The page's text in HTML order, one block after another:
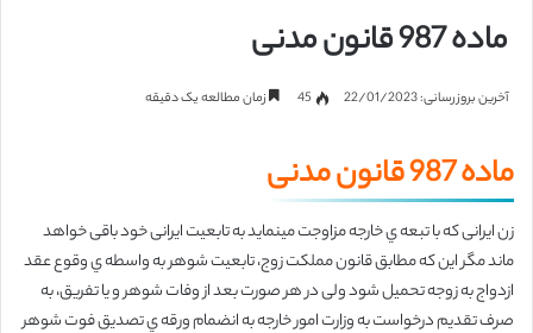
ماده 987 قانون مدنی
آخرین بروزرسانی: 22/01/2023 45 زمان مطالعه یک دقیقه
ماده 987 قانون مدنی
زن ایرانی که با تبعه ي خارجه مزاوجت مینماید به تابعیت ایرانی خود باقی خواهد
ماندمگر این که مطابق قانون مملکت زوج، تابعیت شوهر به واسطه ي وقوع عقد
ازدواج بهزوجه تحمیل شود ولی در هر صورت بعد از وفات شوهر و یا تفریق، به
صرف تقدیمدرخواست به وزارت امور خارجه به انضمام ورقه ي تصدیق فوت شوهر